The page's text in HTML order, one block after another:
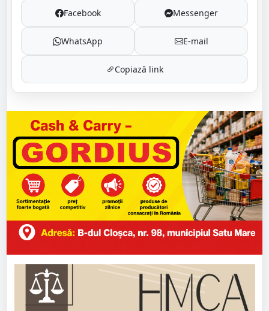
Facebook Messenger
WhatsApp E-mail
Copiază link